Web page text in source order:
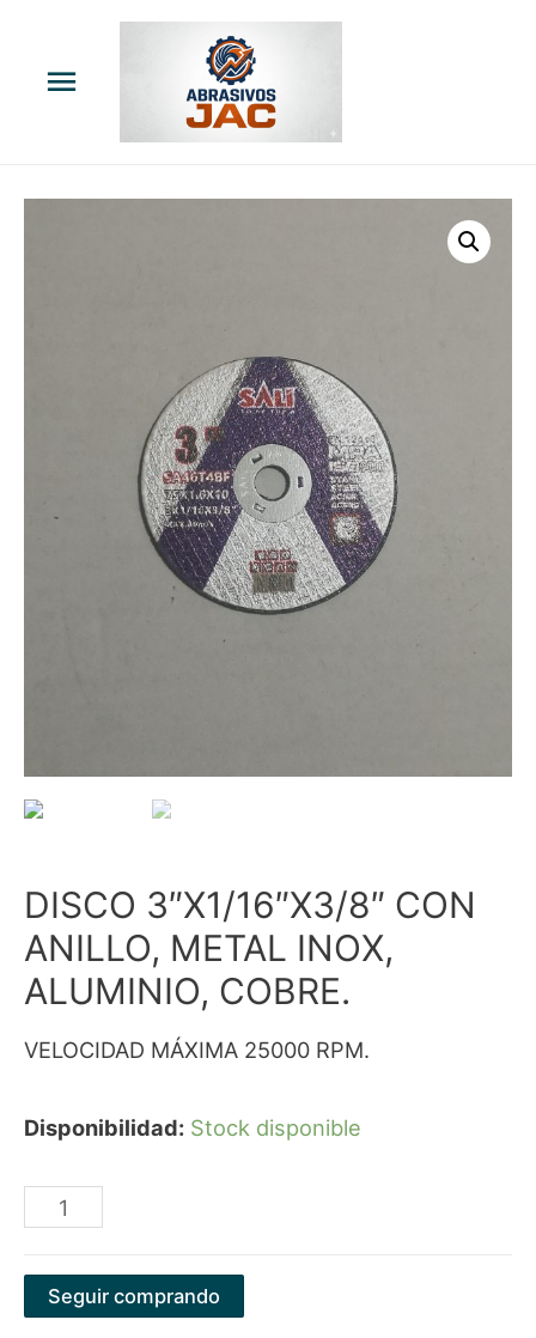
Menú
principal
DISCO 3″X1/16″X3/8″ CON
ANILLO, METAL INOX,
ALUMINIO, COBRE.
VELOCIDAD MÁXIMA 25000 RPM.
Disponibilidad: Stock disponible
DISCO
CON
ANILLO,
Seguir comprando